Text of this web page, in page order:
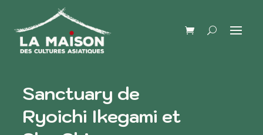
Sanctuary de
Ryoichi Ikegami et